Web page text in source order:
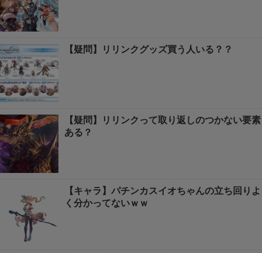
【疑問】リリンクグッズ買う人いる？？
【疑問】リリンクって取り返しのつかない要素
ある？
【キャラ】パチンカスイオちゃんの立ち回りよ
く分かってないｗｗ